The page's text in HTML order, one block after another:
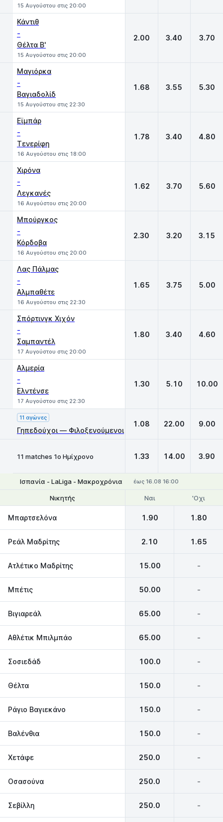
15 Αυγούστου στις 20:00
Κάντιθ
-
Θέλτα Β'
15 Αυγούστου στις 20:00
2.00 3.40 3.70
Μαγιόρκα
-
Βαγιαδολίδ
15 Αυγούστου στις 22:30
1.68 3.55 5.30
Εϊμπάρ
-
Τενερίφη
16 Αυγούστου στις 18:00
1.78 3.40 4.80
Χιρόνα
-
Λεγκανές
16 Αυγούστου στις 20:00
1.62 3.70 5.60
Μπούργκος
-
Κόρδοβα
16 Αυγούστου στις 20:00
2.30 3.20 3.15
Λας Πάλμας
-
Αλμπαθέτε
16 Αυγούστου στις 22:30
1.65 3.75 5.00
Σπόρτινγκ Χιχόν
-
Σαμπαντέλ
17 Αυγούστου στις 20:00
1.80 3.40 4.60
Αλμερία
-
Ελντένσε
17 Αυγούστου στις 22:30
1.30 5.10 10.00
11 αγώνες
Γηπεδούχοι — Φιλοξενούμενοι
1.08 22.00 9.00
11 matches 1ο Ημίχρονο 1.33 14.00 3.90
Ισπανία - LaLiga - Μακροχρόνια έως 16.08 16:00
Νικητής Θέσεις 1-4
Ναι 'Οχι
Μπαρτσελόνα 1.90 1.80
Ρεάλ Μαδρίτης 2.10 1.65
Ατλέτικο Μαδρίτης 15.00 -
Μπέτις 50.00 -
Βιγιαρεάλ 65.00 -
Αθλέτικ Μπιλμπάο 65.00 -
Σοσιεδάδ 100.0 -
Θέλτα 150.0 -
Ράγιο Βαγιεκάνο 150.0 -
Βαλένθια 150.0 -
Χετάφε 250.0 -
Οσασούνα 250.0 -
Σεβίλλη 250.0 -